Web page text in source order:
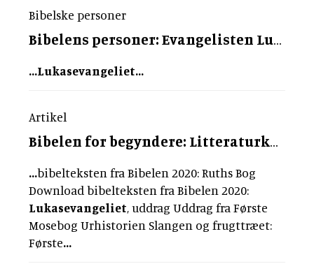
Bibelske personer
Bibelens personer: Evangelisten Lukas
...Lukasevangeliet...
Artikel
Bibelen for begyndere: Litteraturkredsen
...bibelteksten fra Bibelen 2020: Ruths Bog
Download bibelteksten fra Bibelen 2020:
Lukasevangeliet, uddrag Uddrag fra Første
Mosebog Urhistorien Slangen og frugttræet:
Første...